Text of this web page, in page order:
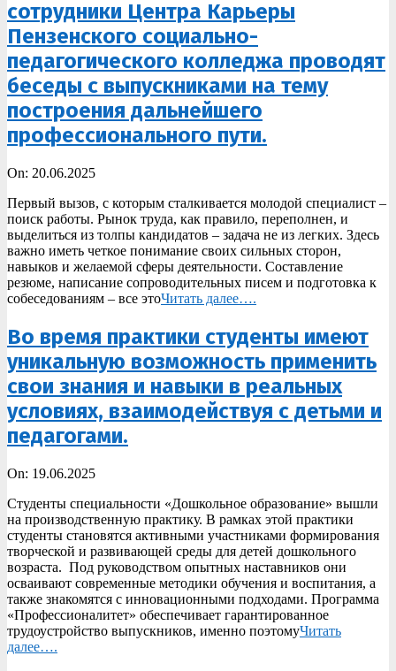
сотрудники Центра Карьеры
Пензенского социально-
педагогического колледжа проводят
беседы с выпускниками на тему
построения дальнейшего
профессионального пути.
2025-
20
On: 20.06.2025
Первый вызов, с которым сталкивается молодой специалист –
поиск работы. Рынок труда, как правило, переполнен, и
выделиться из толпы кандидатов – задача не из легких. Здесь
важно иметь четкое понимание своих сильных сторон,
навыков и желаемой сферы деятельности. Составление
резюме, написание сопроводительных писем и подготовка к
собеседованиям – все этоЧитать далее….
Во время практики студенты имеют
уникальную возможность применить
свои знания и навыки в реальных
условиях, взаимодействуя с детьми и
педагогами.
2025-
19
On: 19.06.2025
Студенты специальности «Дошкольное образование» вышли
на производственную практику. В рамках этой практики
студенты становятся активными участниками формирования
творческой и развивающей среды для детей дошкольного
возраста. Под руководством опытных наставников они
осваивают современные методики обучения и воспитания, а
также знакомятся с инновационными подходами. Программа
«Профессионалитет» обеспечивает гарантированное
трудоустройство выпускников, именно поэтомуЧитать
далее….